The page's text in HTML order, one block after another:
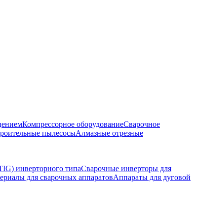
Компрессорное оборудованиеСварочное
пылесосыАлмазные отрезные
инверторного типаСварочные инверторы для
для сварочных аппаратовАппараты для дуговой